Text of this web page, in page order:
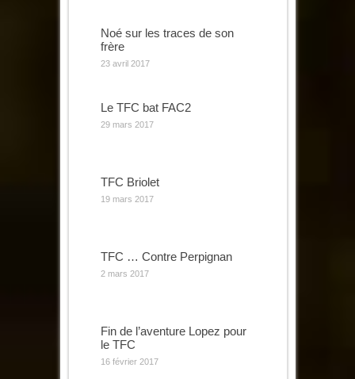
Noé sur les traces de son
frère
23 avril 2017
Le TFC bat FAC2
29 mars 2017
TFC Briolet
19 mars 2017
TFC … Contre Perpignan
2 mars 2017
Fin de l’aventure Lopez pour
le TFC
16 février 2017